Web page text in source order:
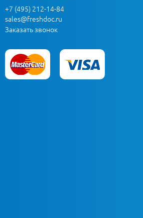
+7 (495) 212-14-84
sales@freshdoc.ru
Заказать звонок